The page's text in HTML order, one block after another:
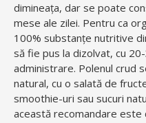
dimineața, dar se poate
mese ale zilei. Pentru ca
100% substanțe nutritive
să fie pus la dizolvat, cu
administrare. Polenul crud
natural, cu o salată de
smoothie-uri sau sucuri
această recomandare este